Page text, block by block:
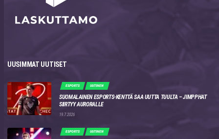
UUSIMMAT UUTISET
ESPORTS UUTINEN
SUOMALAINEN ESPORTS-KENTTÄ SAA UUTTA TUULTA – JIMPPHAT
SIIRTYY AURORALLE
19.7.2026
ESPORTS UUTINEN